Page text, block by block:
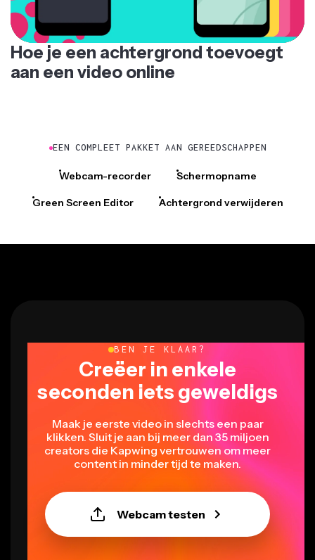
Hoe je een achtergrond toevoegt
aan een video online
Creëer in enkele
seconden iets geweldigs
klikken. Sluit je aan bij meer dan 35 miljoen
creators die Kapwing vertrouwen om meer
content in minder tijd te maken.